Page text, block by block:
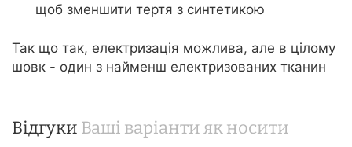
щоб зменшити тертя з синтетикою
Так що так, електризація можлива, але в цілому
шовк - один з найменш електризованих тканин
Відгуки Ваші варіанти як носити